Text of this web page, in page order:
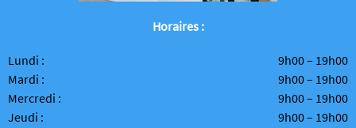
Horaires :
Lundi :
9h00 – 19h00
Mardi :
9h00 – 19h00
Mercredi :
9h00 – 19h00
Jeudi :
9h00 – 19h00